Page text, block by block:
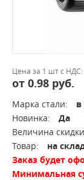
Цена за 1 шт с НДС:
от 0.98 руб.
Марка стали:
в
Новинка:
Да
Величина
Товар:
на
Заказ будет
Минимальная